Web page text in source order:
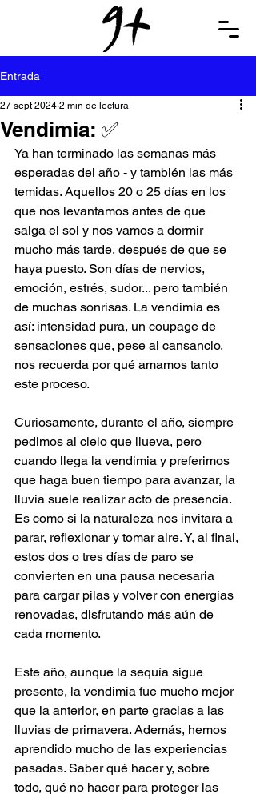
Entrada
Vendimia: ✅
27 sept 2024 2 min de lectura
Ya han terminado las semanas más
esperadas del año - y también las más
temidas. Aquellos 20 o 25 días en los
que nos levantamos antes de que
salga el sol y nos vamos a dormir
mucho más tarde, después de que se
haya puesto. Son días de nervios,
emoción, estrés, sudor... pero también
de muchas sonrisas. La vendimia es
así: intensidad pura, un coupage de
sensaciones que, pese al cansancio,
nos recuerda por qué amamos tanto
este proceso.
Curiosamente, durante el año, siempre
pedimos al cielo que llueva, pero
cuando llega la vendimia y preferimos
que haga buen tiempo para avanzar, la
lluvia suele realizar acto de presencia.
Es como si la naturaleza nos invitara a
parar, reflexionar y tomar aire. Y, al final,
estos dos o tres días de paro se
convierten en una pausa necesaria
para cargar pilas y volver con energías
renovadas, disfrutando más aún de
cada momento.
Este año, aunque la sequía sigue
presente, la vendimia fue mucho mejor
que la anterior, en parte gracias a las
lluvias de primavera. Además, hemos
aprendido mucho de las experiencias
pasadas. Saber qué hacer y, sobre
todo, qué no hacer para proteger las